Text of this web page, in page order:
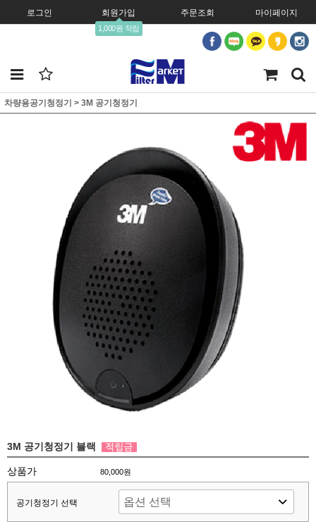
로그인 회원가입
1,000원 적립
주문조회 마이페이지
차량용공기청정기 > 3M 공기청정기
3M 공기청정기 블랙
상품가 80,000원
공기청정기 선택